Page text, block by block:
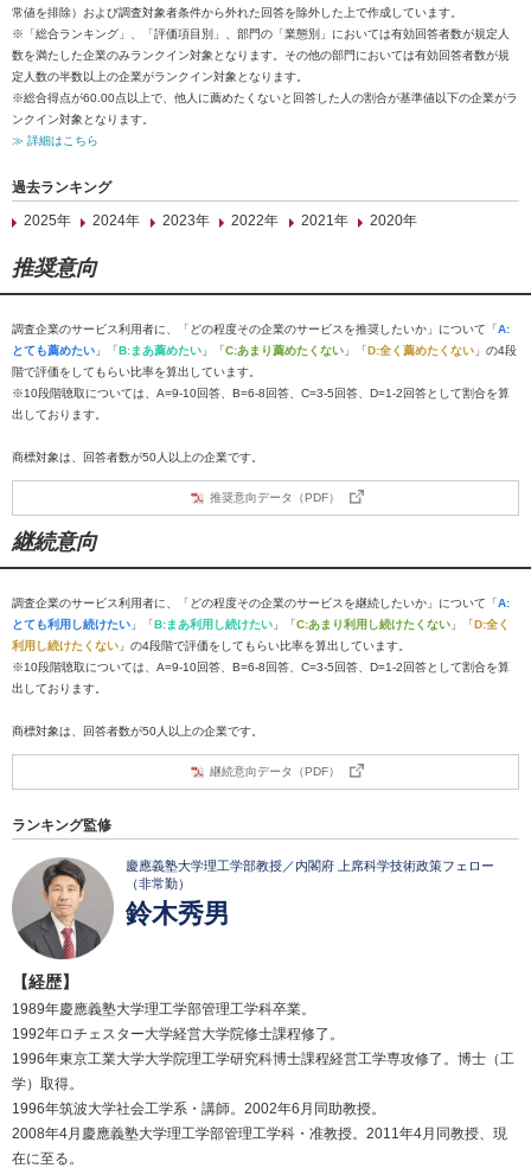
常値を排除）および調査対象者条件から外れた回答を除外した上で作成しています。
※「総合ランキング」、「評価項目別」、部門の「業態別」においては有効回答者数が規定人
数を満たした企業のみランクイン対象となります。その他の部門においては有効回答者数が規
定人数の半数以上の企業がランクイン対象となります。
※総合得点が60.00点以上で、他人に薦めたくないと回答した人の割合が基準値以下の企業がラ
ンクイン対象となります。
≫ 詳細はこちら
過去ランキング
2025年
2024年 2023年 2022年 2021年 2020年
推奨意向
調査企業のサービス利用者に、「どの程度その企業のサービスを推奨したいか」について「A:
とても薦めたい 」「B:まあ薦めたい 」「C:あまり薦めたくない 」「D:全く薦めたくない 」の4段
階で評価をしてもらい比率を算出しています。
※10段階聴取については、A=9-10回答、B=6-8回答、C=3-5回答、D=1-2回答として割合を算
出しております。
商標対象は、回答者数が50人以上の企業です。
推奨意向データ（PDF）
継続意向
調査企業のサービス利用者に、「どの程度その企業のサービスを継続したいか」について「A:
とても利用し続けたい 」「B:まあ利用し続けたい 」「C:あまり利用し続けたくない 」「D:全く
利用し続けたくない 」の4段階で評価をしてもらい比率を算出しています。
※10段階聴取については、A=9-10回答、B=6-8回答、C=3-5回答、D=1-2回答として割合を算
出しております。
商標対象は、回答者数が50人以上の企業です。
継続意向データ（PDF）
ランキング監修
慶應義塾大学理工学部教授／内閣府 上席科学技術政策フェロー
（非常勤）
鈴木秀男
【経歴】
1989年慶應義塾大学理工学部管理工学科卒業。
1992年ロチェスター大学経営大学院修士課程修了。
1996年東京工業大学大学院理工学研究科博士課程経営工学専攻修了。博士（工
学）取得。
1996年筑波大学社会工学系・講師。2002年6月同助教授。
2008年4月慶應義塾大学理工学部管理工学科・准教授。2011年4月同教授、現
在に至る。